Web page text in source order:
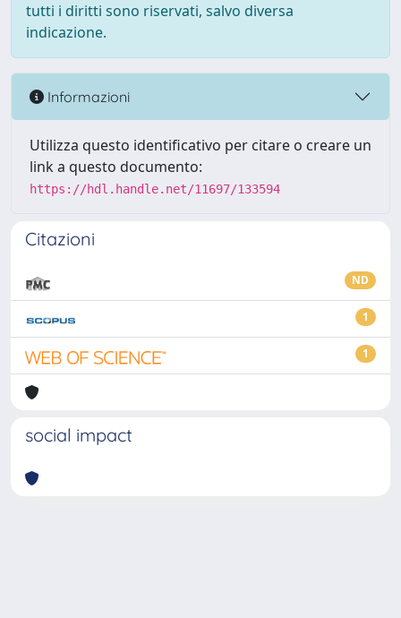
tutti i diritti sono riservati, salvo diversa
indicazione.
Informazioni
Utilizza questo identificativo per citare o creare un
link a questo documento:
https://hdl.handle.net/11697/133594
Citazioni
ND
1
1
social impact